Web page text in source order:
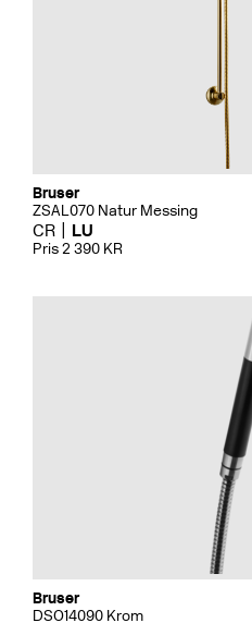
Bruser
ZSAL070 Natur Messing
CR LU
Pris 2 390 KR
Bruser
DSO14090 Krom